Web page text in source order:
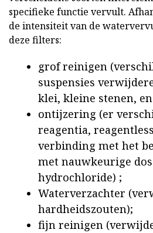
specifieke functie vervult.
de intensiteit van de
deze filters:
grof reinigen
suspensies
klei, kleine stenen,
ontijzering (er
reagentia,
verbinding met het
met nauwkeurige
hydrochloride) ;
Waterverzachter
hardheidszouten);
fijn reinigen